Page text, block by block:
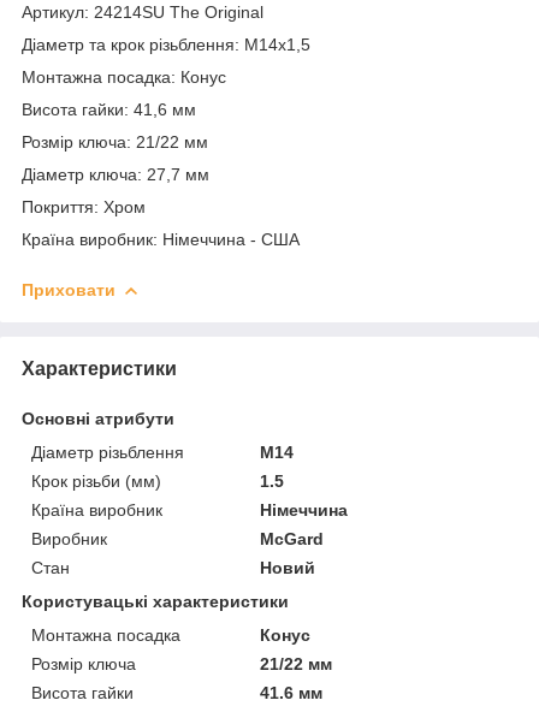
Артикул: 24214SU The Original
Діаметр та крок різьблення: M14x1,5
Монтажна посадка: Конус
Висота гайки: 41,6 мм
Розмір ключа: 21/22 мм
Діаметр ключа: 27,7 мм
Покриття: Хром
Країна виробник: Німеччина - США
Приховати
Характеристики
Основні атрибути
Діаметр різьблення
M14
Крок різьби (мм)
1.5
Країна виробник
Німеччина
Виробник
McGard
Стан
Новий
Користувацькі характеристики
Монтажна посадка
Конус
Розмір ключа
21/22 мм
Висота гайки
41.6 мм